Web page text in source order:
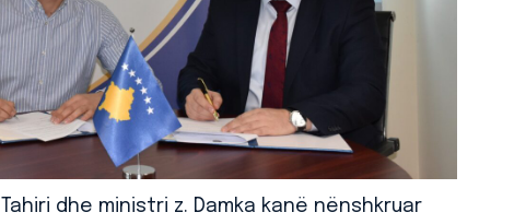
dhe ministri z. Damka kanë nënshkruar